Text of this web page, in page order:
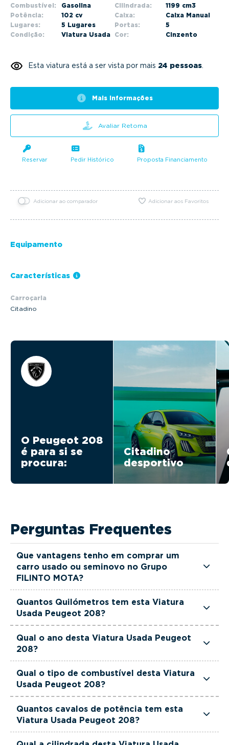
Combustível:
Gasolina Cilindrada:
1199 cm3
Potência:
102 cv Caixa:
Caixa Manual
Lugares:
5 Lugares Portas:
5
Condição:
Viatura Usada Cor: Cinzento
Esta viatura está a ser vista por mais 24 pessoas
Mais informações
Avaliar Retoma
Reservar Pedir Histórico Proposta Financiamento
Adicionar ao comparador Adicionar aos Favoritos
Equipamento
Características
Carroçaria
Citadino
O Peugeot 208
é para si se
procura:
Citadino
desportivo
Perguntas Frequentes
Que vantagens tenho em comprar um
carro usado ou seminovo no Grupo
FILINTO MOTA?
FILINTO MOTA são rigorosamente selecionadas
quilómetros reais garantidos. Além disso, dispõe
de uma equipa de gestores comerciais dedicada,
pronta a ajudá-lo a encontrar a viatura que
melhor se adapta às suas necessidades e ao seu
orçamento.
Quantos Quilómetros tem esta Viatura
Usada Peugeot 208?
actualmente 25000 km.
Qual o ano desta Viatura Usada Peugeot
208?
Qual o tipo de combustível desta Viatura
Usada Peugeot 208?
com uma motorização Gasolina.
Quantos cavalos de potência tem esta
Viatura Usada Peugeot 208?